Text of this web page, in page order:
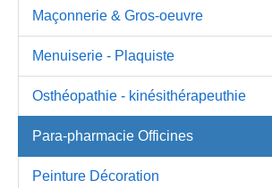
Maçonnerie & Gros-oeuvre
Menuiserie - Plaquiste
Osthéopathie - kinésithérapeuthie
Para-pharmacie Officines
Peinture Décoration